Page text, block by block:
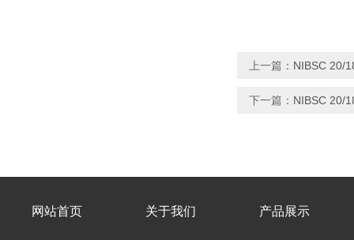
上一篇： NIBSC 20/
下一篇： NIBSC 20/
网站首页 关于我们 产品展示